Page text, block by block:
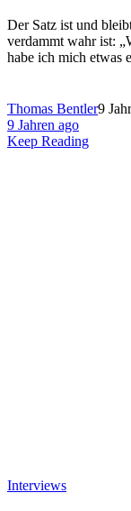
Der Satz ist und
verdammt wahr ist:
habe ich mich etwas
Thomas Bentler9
9 Jahren ago
Keep Reading
Interviews